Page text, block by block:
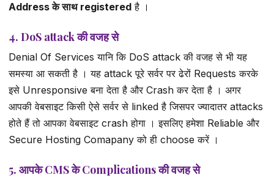
Address के साथ registered है ।
4. DoS attack की वजह से
Denial Of Services यानि कि DoS attack की वजह से भी यह
समस्या आ सकती है । यह attack पूरे सर्वर पर ढेरों Requests करके
इसे Unresponsive बना देता है और Crash कर देता है । अगर
आपकी वेबसाइट किसी ऐसे सर्वर से linked है जिसपर ज्यादातर attacks
होते हैं तो आपका वेबसाइट crash होगा । इसलिए हमेशा Reliable और
Secure Hosting Comapany को ही choose करें ।
5. आपके CMS के Complications की वजह से